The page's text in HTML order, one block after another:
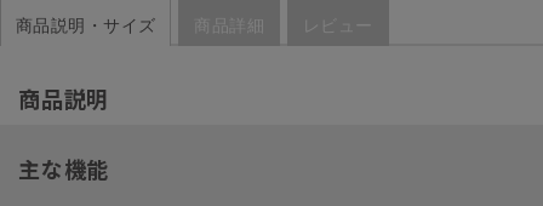
商品説明・サイズ 商品詳細 レビュー
商品説明
主な機能